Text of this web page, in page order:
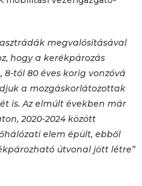
megvalósításával
hogy a kerékpározás
tól 80 éves korig vonzóvá
a mozgáskorlátozottak
is. Az elmúlt években már
2020-2024 között
elem épült, ebből
útvonal jött létre”